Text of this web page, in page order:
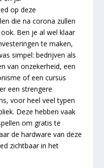
op deze
die na corona zullen
Ben je al wel klaar
te maken,
simpel: bedrijven als
van onzekerheid, een
of een cursus
een strengere
voor heel veel typen
Deze hebben vaak
om gratis te
de hardware van deze
zichtbaar in het